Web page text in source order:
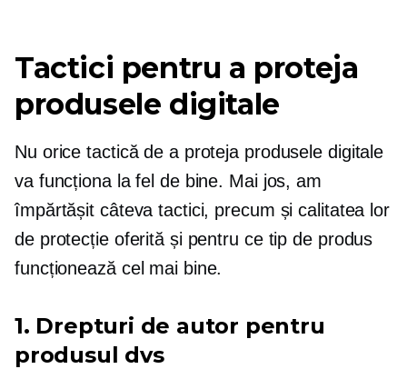
Tactici pentru a proteja
produsele digitale
Nu orice tactică de a proteja produsele digitale
va funcționa la fel de bine. Mai jos, am
împărtășit câteva tactici, precum și calitatea lor
de protecție oferită și pentru ce tip de produs
funcționează cel mai bine.
1. Drepturi de autor pentru
produsul dvs